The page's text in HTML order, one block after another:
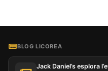
BLOG LICOREA
Jack Daniel’s esplora